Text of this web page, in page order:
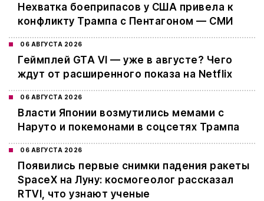
Нехватка боеприпасов у США привела к
конфликту Трампа с Пентагоном — СМИ
06 АВГУСТА 2026
Геймплей GTA VI — уже в августе? Чего
ждут от расширенного показа на Netflix
06 АВГУСТА 2026
Власти Японии возмутились мемами с
Наруто и покемонами в соцсетях Трампа
06 АВГУСТА 2026
Появились первые снимки падения ракеты
SpaceX на Луну: космогеолог рассказал
RTVI, что узнают ученые